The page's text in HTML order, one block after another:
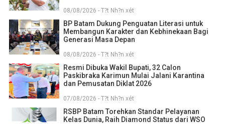
08/08/2026 - T?t Nh?n xét
BP Batam Dukung Penguatan Literasi untuk
Membangun Karakter dan Kebhinekaan Bagi
Generasi Masa Depan
08/08/2026 - T?t Nh?n xét
Resmi Dibuka Wakil Bupati, 32 Calon
Paskibraka Karimun Mulai Jalani Karantina
dan Pemusatan Diklat 2026
07/08/2026 - T?t Nh?n xét
RSBP Batam Torehkan Standar Pelayanan
Kelas Dunia, Raih Diamond Status dari WSO